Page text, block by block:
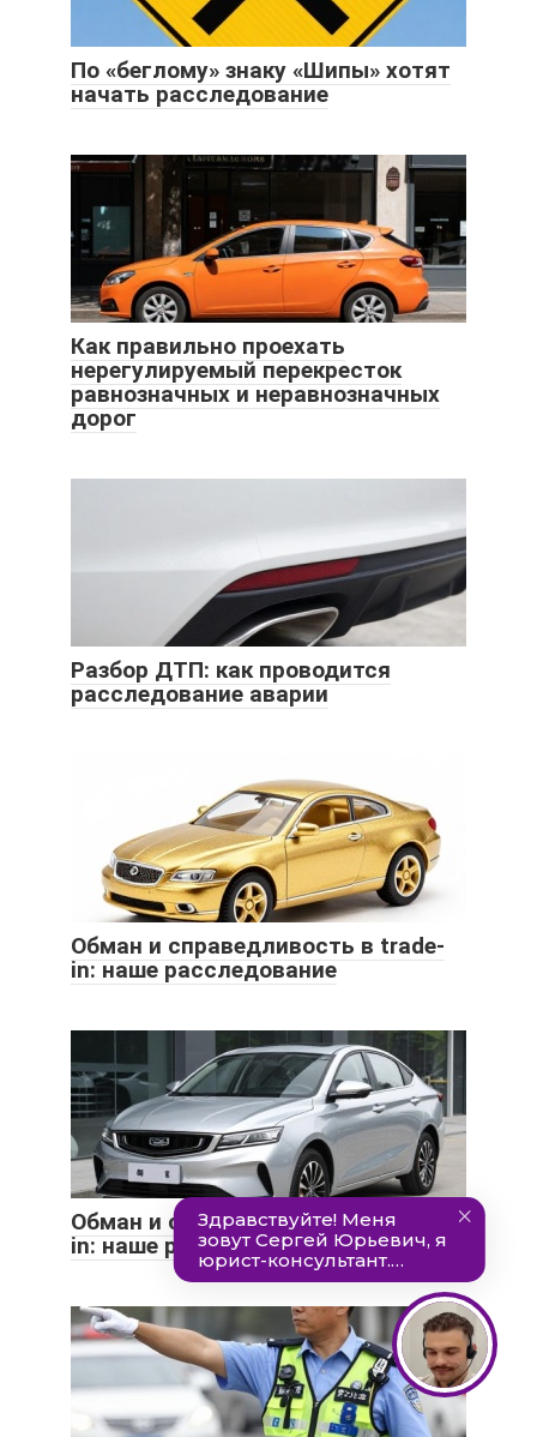
По «беглому» знаку «Шипы» хотят
начать расследование
Как правильно проехать
нерегулируемый перекресток
равнозначных и неравнозначных
дорог
Разбор ДТП: как проводится
расследование аварии
Обман и справедливость в trade-
in: наше расследование
Обман и справедливость в trade-
in: наше расследование